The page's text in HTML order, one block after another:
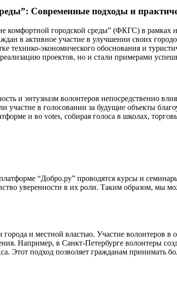
Современные подходы и
городской среды” (ФКГС) в рамках
в активное участие в улучшении своих
экономического обоснования и
проектов, но и стали примерами
и энтузиазм волонтеров непосредственно
в голосовании за будущие объекты
и во votes, собирая голоса в школах,
“Добро.ру” проводятся курсы и
уверенности в их роли. Таким образом, мы
и местной властью. Участие волонтеров
Например, в Санкт-Петербурге волонтеры
Этот подход позволяет гражданам принимать